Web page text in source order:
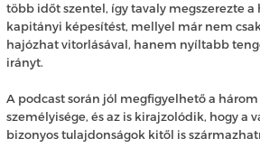
több időt szentel, így tavaly megszerezte
kapitányi képesítést, mellyel már nem
hajózhat vitorlásával, hanem nyíltabb
irányt.
A podcast során jól megfigyelhető a
személyisége, és az is kirajzolódik, hogy a
bizonyos tulajdonságok kitől is